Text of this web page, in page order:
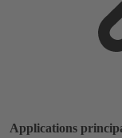
Applications